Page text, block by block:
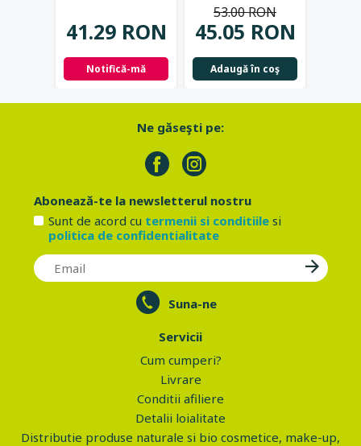
41.29 RON
Notifică-mă
45.05 RON
53.00 RON
Adaugă în coş
Ne găseşti pe:
Abonează-te la newsletterul nostru
Sunt de acord cu termenii si conditiilesi
politica de confidentialitate
Suna-ne
Servicii
Cum cumperi?
Livrare
Conditii afiliere
Detalii loialitate
Distributie produse naturale si bio cosmetice, make-up,